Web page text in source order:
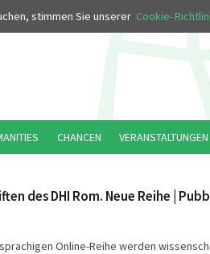
stimmen Sie unserer Cookie-
des DHI Rom. Neue Reihe |
Online-Reihe werden
CHANCEN VERANSTALTUNGEN